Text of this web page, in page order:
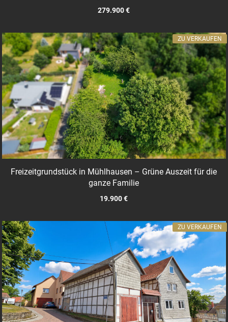
279.900 €
Freizeitgrundstück in Mühlhausen – Grüne Auszeit für die
ganze Familie
19.900 €
ZU VERKAUFEN
ZU VERKAUFEN